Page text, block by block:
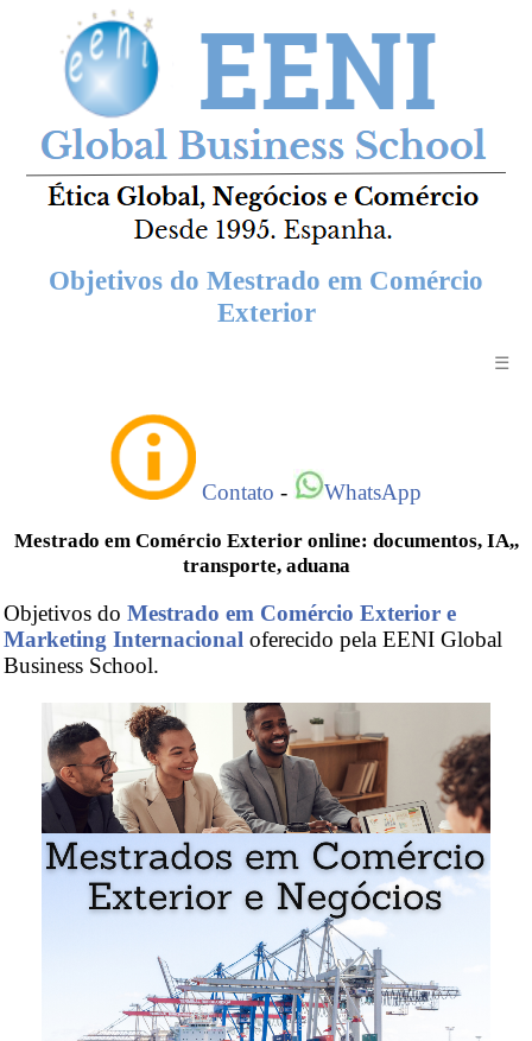
Objetivos do Mestrado em Comércio
Exterior
☰
Contato - WhatsApp
Mestrado em Comércio Exterior online: documentos, IA,,
transporte, aduana
Objetivos do Mestrado em Comércio Exterior e
Marketing Internacional oferecido pela EENI Global
Business School.